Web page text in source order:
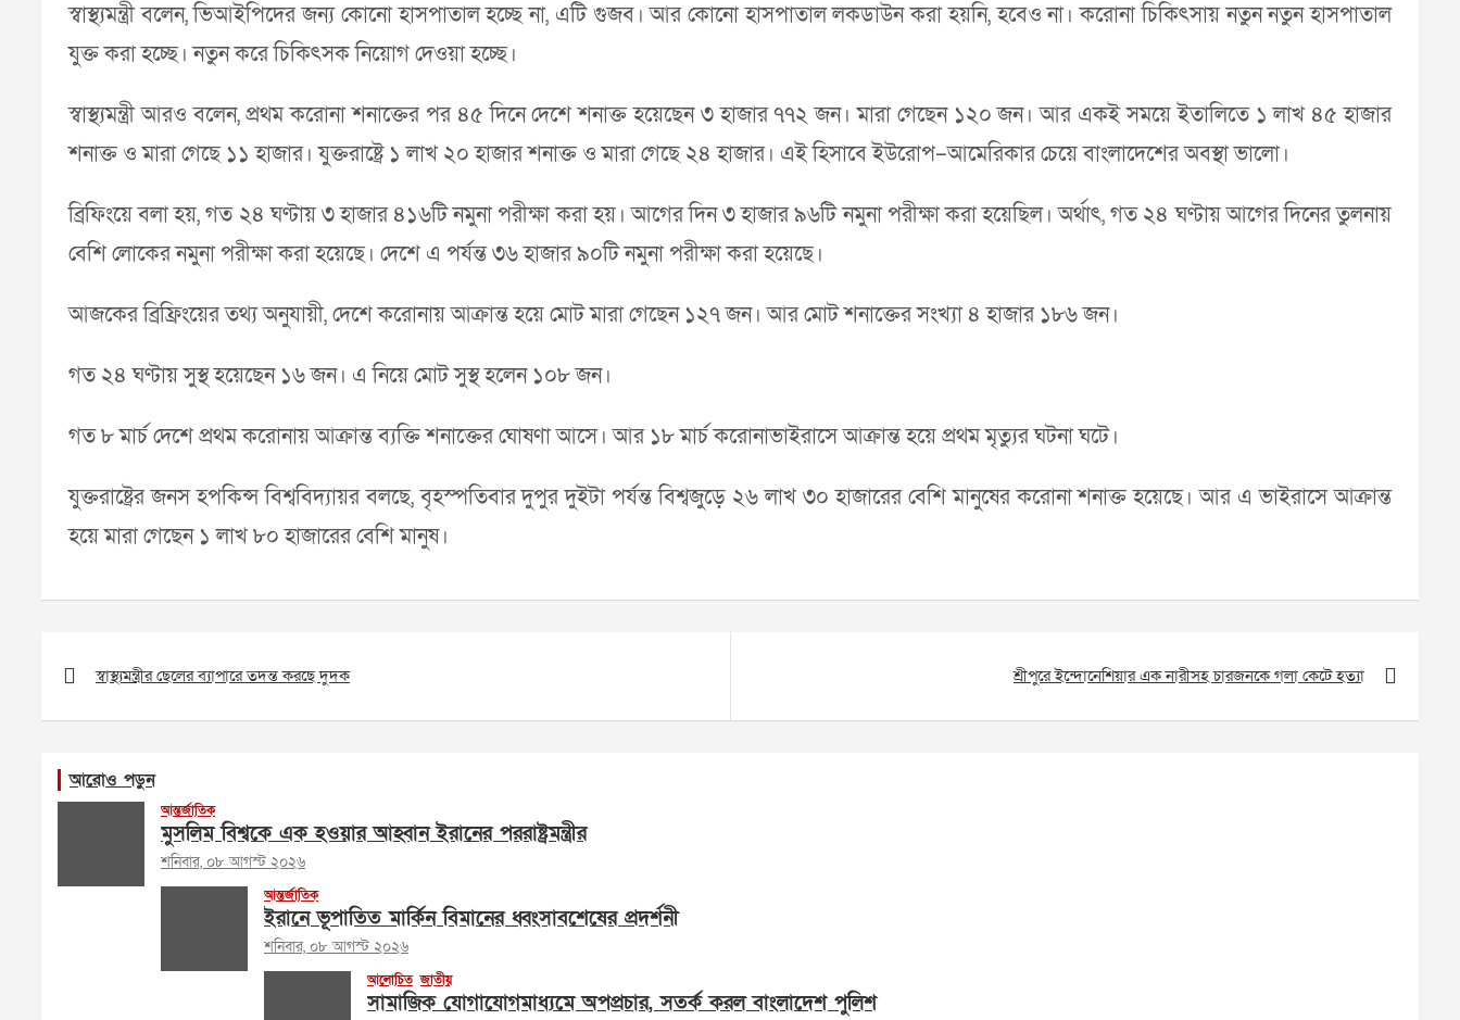
স্বাস্থ্যমন্ত্রী বলেন, ভিআইপিদের জন্য কোনো হাসপাতাল হচ্ছে না, এটি গুজব। আর কোনো হাসপাতাল লকডাউন করা হয়নি, হবেও না। করোনা চিকিৎসায় নতুন নতুন হাসপাতাল
যুক্ত করা হচ্ছে। নতুন করে চিকিৎসক নিয়োগ দেওয়া হচ্ছে।
স্বাস্থ্যমন্ত্রী আরও বলেন, প্রথম করোনা শনাক্তের পর ৪৫ দিনে দেশে শনাক্ত হয়েছেন ৩ হাজার ৭৭২ জন। মারা গেছেন ১২০ জন। আর একই সময়ে ইতালিতে ১ লাখ ৪৫ হাজার
শনাক্ত ও মারা গেছে ১১ হাজার। যুক্তরাষ্ট্রে ১ লাখ ২০ হাজার শনাক্ত ও মারা গেছে ২৪ হাজার। এই হিসাবে ইউরোপ–আমেরিকার চেয়ে বাংলাদেশের অবস্থা ভালো।
ব্রিফিংয়ে বলা হয়, গত ২৪ ঘণ্টায় ৩ হাজার ৪১৬টি নমুনা পরীক্ষা করা হয়। আগের দিন ৩ হাজার ৯৬টি নমুনা পরীক্ষা করা হয়েছিল। অর্থাৎ, গত ২৪ ঘণ্টায় আগের দিনের তুলনায়
বেশি লোকের নমুনা পরীক্ষা করা হয়েছে। দেশে এ পর্যন্ত ৩৬ হাজার ৯০টি নমুনা পরীক্ষা করা হয়েছে।
আজকের ব্রিফ্রিংয়ের তথ্য অনুযায়ী, দেশে করোনায় আক্রান্ত হয়ে মোট মারা গেছেন ১২৭ জন। আর মোট শনাক্তের সংখ্যা ৪ হাজার ১৮৬ জন।
গত ২৪ ঘণ্টায় সুস্থ হয়েছেন ১৬ জন। এ নিয়ে মোট সুস্থ হলেন ১০৮ জন।
গত ৮ মার্চ দেশে প্রথম করোনায় আক্রান্ত ব্যক্তি শনাক্তের ঘোষণা আসে। আর ১৮ মার্চ করোনাভাইরাসে আক্রান্ত হয়ে প্রথম মৃত্যুর ঘটনা ঘটে।
যুক্তরাষ্ট্রের জনস হপকিন্স বিশ্ববিদ্যায়র বলছে, বৃহস্পতিবার দুপুর দুইটা পর্যন্ত বিশ্বজুড়ে ২৬ লাখ ৩০ হাজারের বেশি মানুষের করোনা শনাক্ত হয়েছে। আর এ ভাইরাসে আক্রান্ত
হয়ে মারা গেছেন ১ লাখ ৮০ হাজারের বেশি মানুষ।
navigation
স্বাস্থ্যমন্ত্রীর ছেলের ব্যাপারে তদন্ত করছে দুদক শ্রীপুরে ইন্দোনেশিয়ার এক নারীসহ চারজনকে গলা কেটে হত্যা
আরোও পড়ুন
আন্তর্জাতিক
মুসলিম বিশ্বকে এক হওয়ার আহ্বান ইরানের পররাষ্ট্রমন্ত্রীর
শনিবার, ০৮ আগস্ট ২০২৬
আন্তর্জাতিক
ইরানে ভূপাতিত মার্কিন বিমানের ধ্বংসাবশেষের প্রদর্শনী
শনিবার, ০৮ আগস্ট ২০২৬
আলোচিত জাতীয়
সামাজিক যোগাযোগমাধ্যমে অপপ্রচার, সতর্ক করল বাংলাদেশ পুলিশ